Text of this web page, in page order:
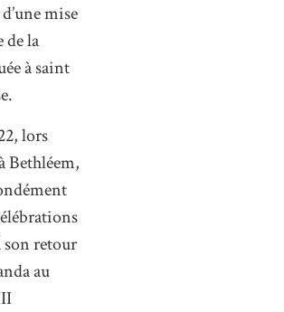
mise
de la
à saint
lors
Bethléem,
retour
au